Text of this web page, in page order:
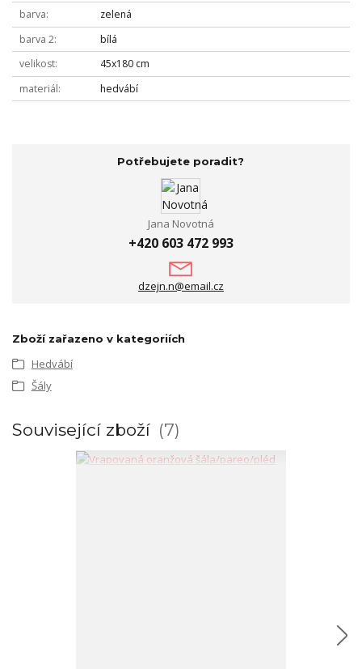
barva
zelená
barva 2
bílá
velikost
45x180 cm
materiál
hedvábí
Potřebujete poradit?
Jana Novotná
+420 603 472 993
dzejn.n@email.cz
Zboží zařazeno v kategoriích
Hedvábí
Šály
Související zboží 7